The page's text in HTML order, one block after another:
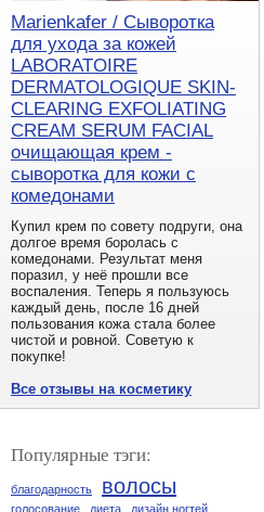
Marienkafer / Сыворотка
для ухода за кожей
LABORATOIRE
DERMATOLOGIQUE SKIN-
CLEARING EXFOLIATING
CREAM SERUM FACIAL
очищающая крем -
сыворотка для кожи с
комедонами
Купил крем по совету подруги, она
долгое время боролась с
комедонами. Результат меня
поразил, у неё прошли все
воспаления. Теперь я пользуюсь
каждый день, после 16 дней
пользования кожа стала более
чистой и ровной. Советую к
покупке!
Все отзывы на косметику
Популярные тэги:
благодарность волосы
голосование диета дизайн ногтей